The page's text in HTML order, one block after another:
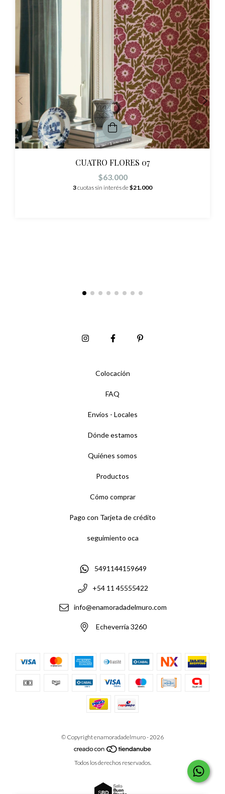
CUATRO FLORES 07
$63.000
3cuotas sin interés de$21.000
Colocación
FAQ
Envíos - Locales
Dónde estamos
Quiénes somos
Productos
Cómo comprar
Pago con Tarjeta de crédito
seguimiento oca
5491144159649
+54 11 45555422
info@enamoradadelmuro.com
Echeverría 3260
© Copyright enamoradadelmuro - 2026
Todos los derechos reservados.